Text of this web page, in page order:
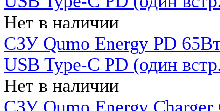
Нет в наличии
СЗУ Qumo Energy PD
USB Type-C PD (один
Нет в наличии
СЗУ Qumo Energy